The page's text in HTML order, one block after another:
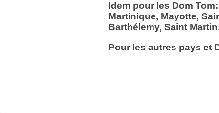
Idem pour les Dom
Martinique, Mayotte,
Barthélemy, Saint
Pour les autres pays et